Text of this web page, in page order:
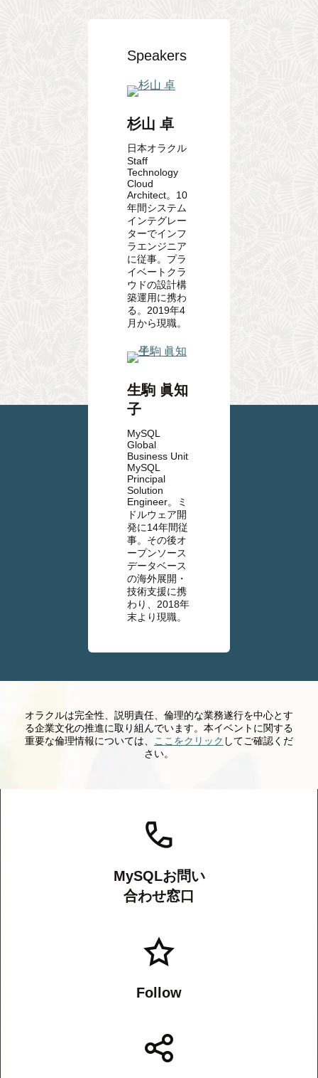
Speakers
杉山 卓
日本オラクル
Staff
Technology
Cloud
Architect。10
年間システム
インテグレー
ターでインフ
ラエンジニア
に従事。プラ
イベートクラ
ウドの設計構
築運用に携わ
る。2019年4
月から現職。
生駒 眞知
子
MySQL
Global
Business Unit
MySQL
Principal
Solution
Engineer。ミ
ドルウェア開
発に14年間従
事。その後オ
ープンソース
データベース
の海外展開・
技術支援に携
わり、2018年
末より現職。
オラクルは完全性、説明責任、倫理的な業務遂行を中心とす
る企業文化の推進に取り組んでいます。本イベントに関する
重要な倫理情報については、 ここをクリック してご確認くだ
さい。
MySQLお問い
合わせ窓口
Follow